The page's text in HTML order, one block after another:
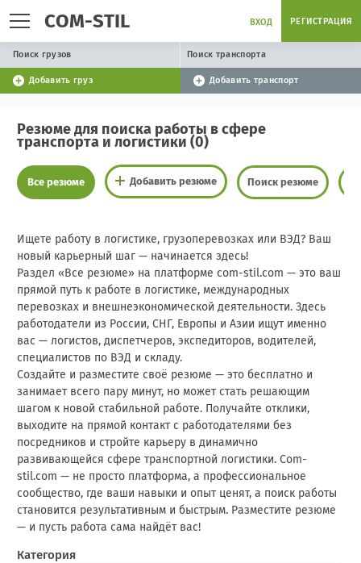
COM-STIL ВХОД РЕГИСТРАЦИЯ
Поиск грузов Поиск транспорта
Добавить груз Добавить транспорт
Резюме для поиска работы в сфере
транспорта и логистики (0)
Все резюме Добавить резюме Поиск резюме
Ищете работу в логистике, грузоперевозках или ВЭД? Ваш
новый карьерный шаг — начинается здесь!
Раздел «Все резюме» на платформе com-stil.com — это ваш
прямой путь к работе в логистике, международных
перевозках и внешнеэкономической деятельности. Здесь
работодатели из России, СНГ, Европы и Азии ищут именно
вас — логистов, диспетчеров, экспедиторов, водителей,
специалистов по ВЭД и складу.
Создайте и разместите своё резюме — это бесплатно и
занимает всего пару минут, но может стать решающим
шагом к новой стабильной работе. Получайте отклики,
выходите на прямой контакт с работодателями без
посредников и стройте карьеру в динамично
развивающейся сфере транспортной логистики. Com-
stil.com — не просто платформа, а профессиональное
сообщество, где ваши навыки и опыт ценят, а поиск работы
становится результативным и быстрым. Разместите резюме
— и пусть работа сама найдёт вас!
Категория